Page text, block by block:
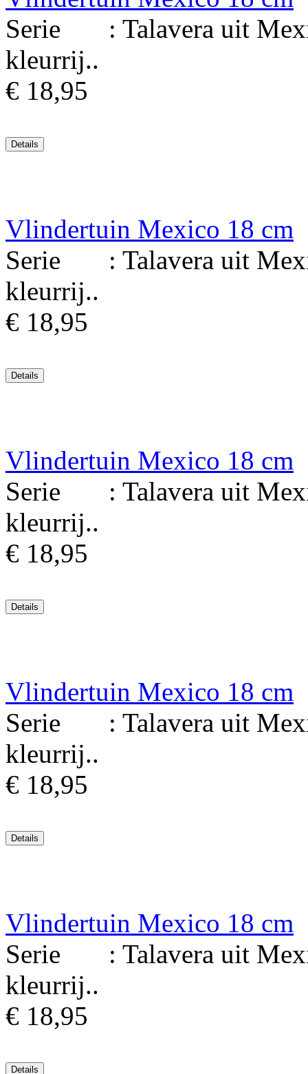
Serie : Talavera uit
kleurrij..
€ 18,95
Vlindertuin Mexico 18 cm
Serie : Talavera uit
kleurrij..
€ 18,95
Vlindertuin Mexico 18 cm
Serie : Talavera uit
kleurrij..
€ 18,95
Vlindertuin Mexico 18 cm
Serie : Talavera uit
kleurrij..
€ 18,95
Vlindertuin Mexico 18 cm
Serie : Talavera uit
kleurrij..
€ 18,95